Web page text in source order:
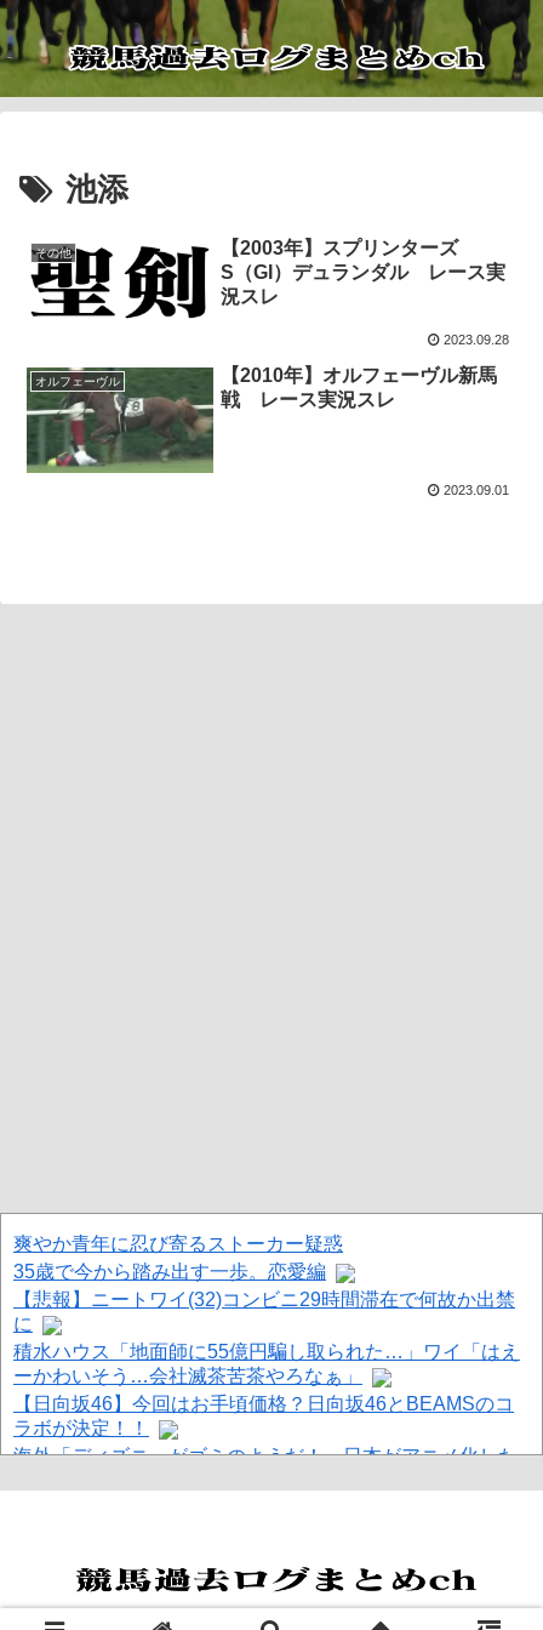
池添
その他
【2003年】スプリンターズ
S（GI）デュランダル レース実
況スレ
2023.09.28
オルフェーヴル
【2010年】オルフェーヴル新馬
戦 レース実況スレ
2023.09.01
爽やか青年に忍び寄るストーカー疑惑
35歳で今から踏み出す一歩。恋愛編
【悲報】ニートワイ(32)コンビニ29時間滞在で何故か出禁
に
積水ハウス「地面師に55億円騙し取られた…」ワイ「はえ
ーかわいそう…会社滅茶苦茶やろなぁ」
【日向坂46】今回はお手頃価格？日向坂46とBEAMSのコ
ラボが決定！！
海外「ディズニーがゴミのようだ！」日本がアニメ化した
Powered by livedoor 相互RSS